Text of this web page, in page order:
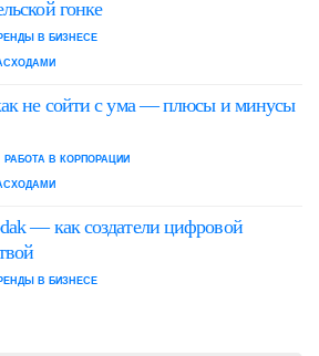
гонке
В БИЗНЕСЕ
не сойти с ума — плюсы и минусы
РАБОТА В КОРПОРАЦИИ
— как создатели цифровой
В БИЗНЕСЕ